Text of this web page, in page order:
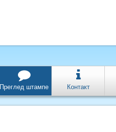
Преглед штампе Контакт